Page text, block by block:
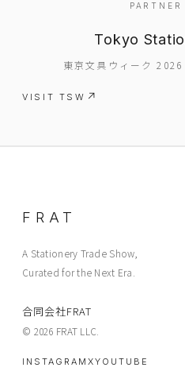
PARTNER
Tokyo
東京文具ウィーク
VISIT TSW
FRAT
A Stationery Trade Show,
Curated for the Next Era.
合同会社FRAT
© 2026 FRAT LLC.
INSTAGRAM XYOUTUBE